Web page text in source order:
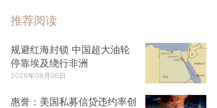
推荐阅读
规避红海封锁 中国超大油轮
停靠埃及绕行非洲
2026年08月06日
惠誉：美国私募信贷违约率创